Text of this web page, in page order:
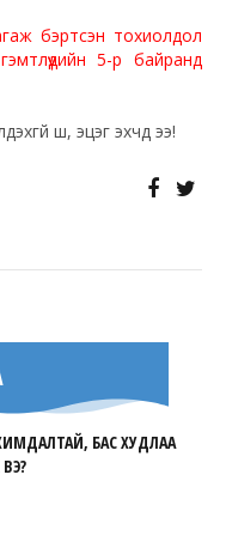
бэртсэн тохиолдол
5-р байранд
шүү, эцэг эхчүүд ээ!
БАС ХУДЛАА